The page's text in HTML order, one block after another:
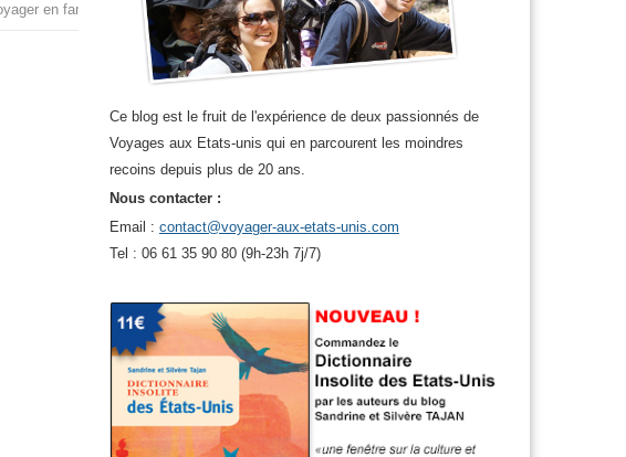
en famille aux usa
Ce blog est le fruit de l'expérience de deux passionnés de
Voyages aux Etats-unis qui en parcourent les moindres
recoins depuis plus de 20 ans.
Nous contacter :
Email : contact@voyager-aux-etats-unis.com
Tel : 06 61 35 90 80 (9h-23h 7j/7)